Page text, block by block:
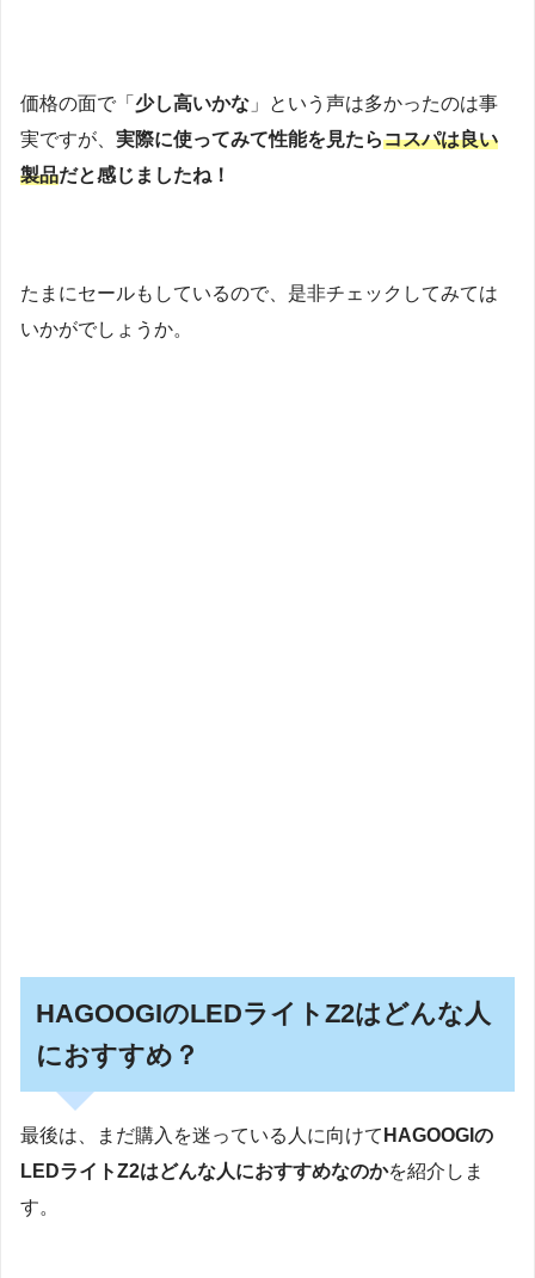
価格の面で「 少し高いかな 」という声は多かったのは事
実ですが、 実際に使ってみて性能を見たらコスパは良い
製品だと感じましたね！
たまにセールもしているので、是非チェックしてみては
いかがでしょうか。
HAGOOGIのLEDライトZ2はどんな人
におすすめ？
最後は、まだ購入を迷っている人に向けて HAGOOGIの
LEDライトZ2はどんな人におすすめなのかを紹介しま
す。